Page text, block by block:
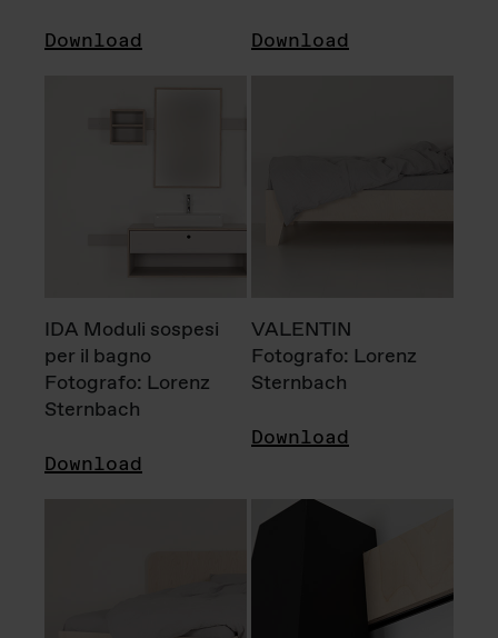
Download Download
IDA Moduli sospesi
per il bagno
Fotografo: Lorenz
Sternbach
Download
VALENTIN
Fotografo: Lorenz
Sternbach
Download